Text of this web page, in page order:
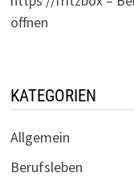
öffnen
KATEGORIEN
Allgemein
Berufsleben